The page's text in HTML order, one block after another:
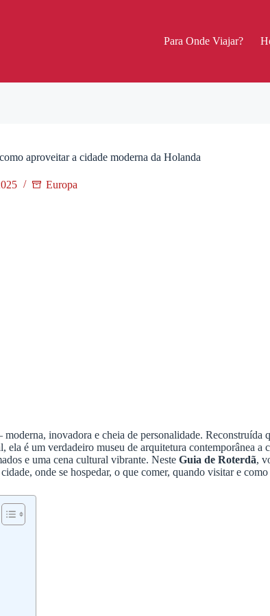
Para Onde Viajar?
aproveitar a cidade moderna da Holanda
Europa
inovadora e cheia de personalidade. Reconstruída
ela é um verdadeiro museu de arquitetura contemporânea a
e uma cena cultural vibrante. Neste Guia de Roterdã,
onde se hospedar, o que comer, quando visitar e como